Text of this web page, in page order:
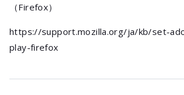
（Firefox）
https://support.mozilla.org/ja/kb/set-
play-firefox